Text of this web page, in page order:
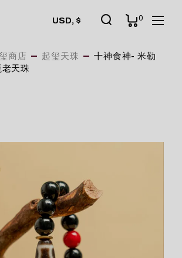
USD, $ 0
商店 起玺天珠
十神食神- 米勒
天珠